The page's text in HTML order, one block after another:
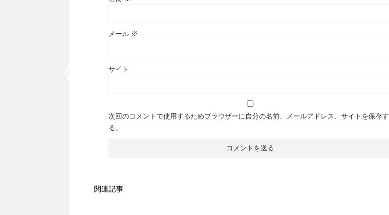
メール ※
サイト
次回のコメントで使用するためブラウザーに自分の名前、メールアドレス、サイトを保存す
る。
関連記事